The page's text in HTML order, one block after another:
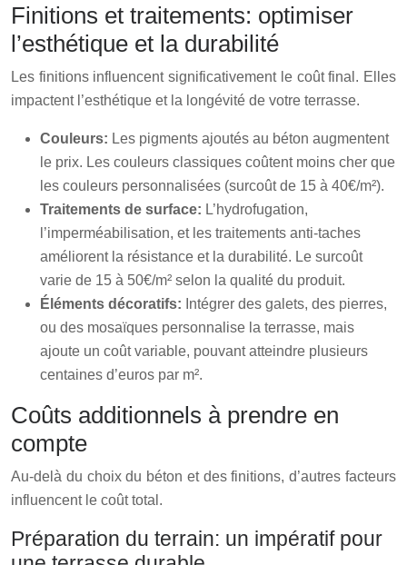
Finitions et traitements: optimiser
l’esthétique et la durabilité
Les finitions influencent significativement le coût final. Elles
impactent l’esthétique et la longévité de votre terrasse.
Couleurs: Les pigments ajoutés au béton augmentent
le prix. Les couleurs classiques coûtent moins cher que
les couleurs personnalisées (surcoût de 15 à 40€/m²).
Traitements de surface: L’hydrofugation,
l’imperméabilisation, et les traitements anti-taches
améliorent la résistance et la durabilité. Le surcoût
varie de 15 à 50€/m² selon la qualité du produit.
Éléments décoratifs: Intégrer des galets, des pierres,
ou des mosaïques personnalise la terrasse, mais
ajoute un coût variable, pouvant atteindre plusieurs
centaines d’euros par m².
Coûts additionnels à prendre en
compte
Au-delà du choix du béton et des finitions, d’autres facteurs
influencent le coût total.
Préparation du terrain: un impératif pour